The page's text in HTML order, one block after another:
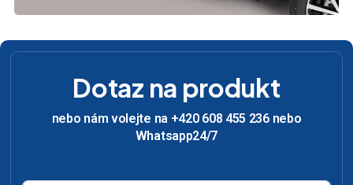
Dotaz na produkt
nebo nám volejte na +420 608 455 236 nebo
Whatsapp24/7